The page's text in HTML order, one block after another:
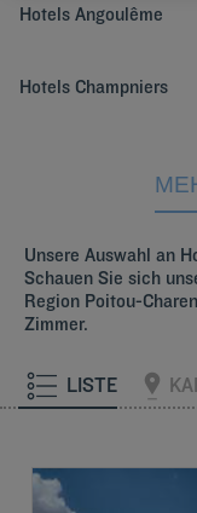
Hotels Angoulême
Hotels Champniers
Hotels Saintes
Unsere Auswahl an
Schauen Sie sich
Region Poitou-
Zimmer.
LISTE